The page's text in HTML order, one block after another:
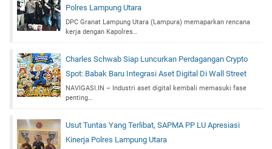
Polres Lampung Utara
DPC Granat Lampung Utara (Lampura) memaparkan rencana
kerja dengan Kapolres…
Charles Schwab Siap Luncurkan Perdagangan Crypto
Spot: Babak Baru Integrasi Aset Digital Di Wall Street
NAVIGASI.IN – Industri aset digital kembali memasuki fase
penting…
Usut Tuntas Yang Terlibat, SAPMA PP LU Apresiasi
Kinerja Polres Lampung Utara